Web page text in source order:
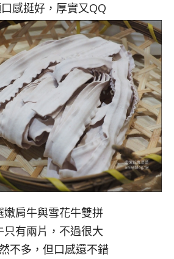
感挺好，厚實又QQ
嫩肩牛與雪花牛雙拼
只有兩片，不過很大
不多，但口感還不錯